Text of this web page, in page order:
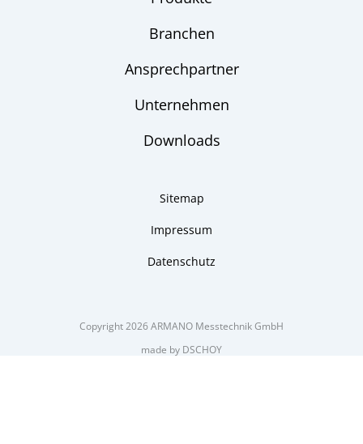
Branchen
Ansprechpartner
Unternehmen
Downloads
Sitemap
Impressum
Datenschutz
Copyright 2026 ARMANO Messtechnik GmbH
made by DSCHOY